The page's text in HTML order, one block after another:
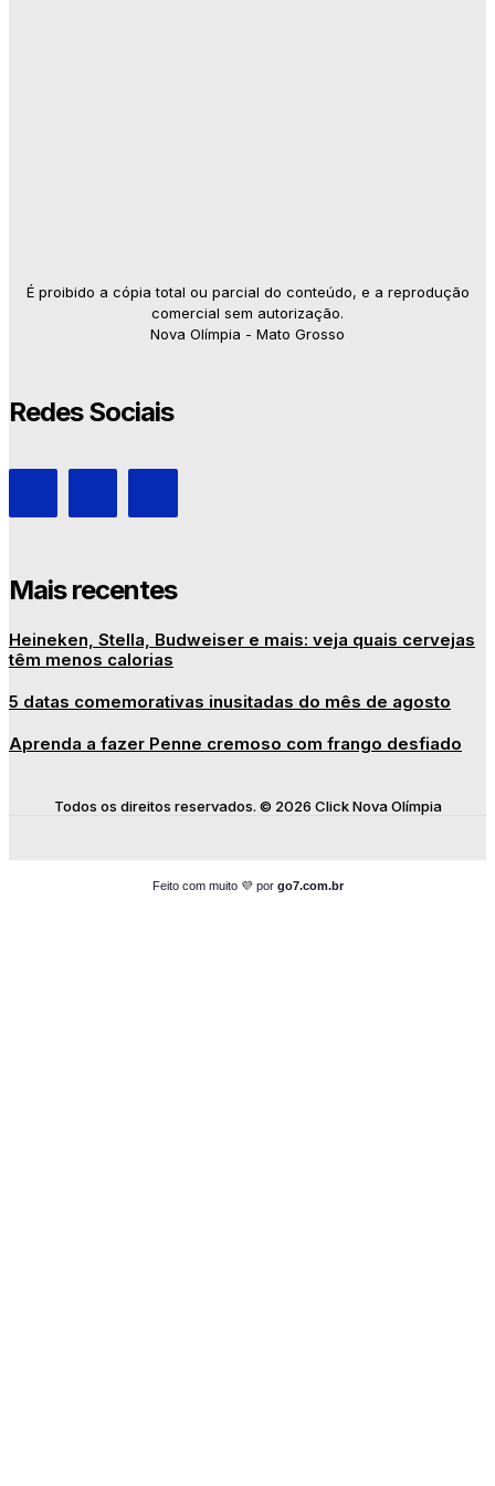
É proibido a cópia total ou parcial do conteúdo, e a reprodução
comercial sem autorização.
Nova Olímpia - Mato Grosso
Redes Sociais
Mais recentes
Heineken, Stella, Budweiser e mais: veja quais cervejas
têm menos calorias
5 datas comemorativas inusitadas do mês de agosto
Aprenda a fazer Penne cremoso com frango desfiado
Todos os direitos reservados. © 2026 Click Nova Olímpia
Feito com muito 💜 por go7.com.br